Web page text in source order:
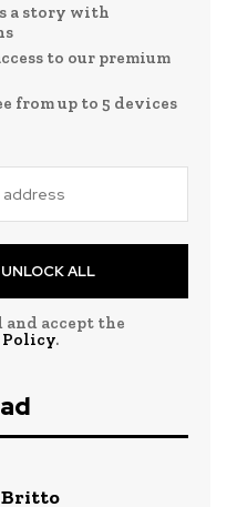
a story with
to our premium
from up to 5 devices
UNLOCK ALL
and accept the
.
Britto